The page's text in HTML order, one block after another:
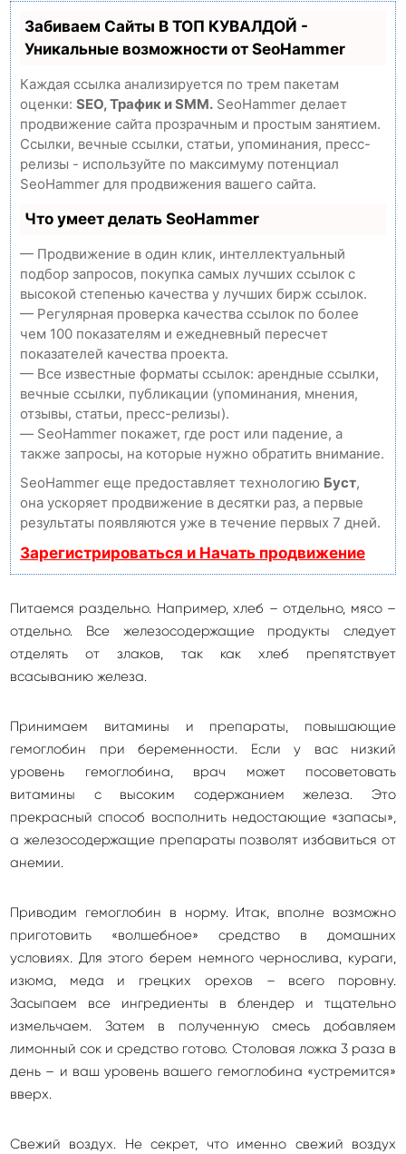
Забиваем Сайты В ТОП КУВАЛДОЙ -
Уникальные возможности от SeoHammer
Каждая ссылка анализируется по трем пакетам
оценки: SEO, Трафик и SMM. SeoHammer делает
продвижение сайта прозрачным и простым занятием.
Ссылки, вечные ссылки, статьи, упоминания, пресс-
релизы - используйте по максимуму потенциал
SeoHammer для продвижения вашего сайта.
Что умеет делать SeoHammer
— Продвижение в один клик, интеллектуальный
подбор запросов, покупка самых лучших ссылок с
высокой степенью качества у лучших бирж ссылок.
— Регулярная проверка качества ссылок по более
чем 100 показателям и ежедневный пересчет
показателей качества проекта.
— Все известные форматы ссылок: арендные ссылки,
вечные ссылки, публикации (упоминания, мнения,
отзывы, статьи, пресс-релизы).
— SeoHammer покажет, где рост или падение, а
также запросы, на которые нужно обратить внимание.
SeoHammer еще предоставляет технологию Буст,
она ускоряет продвижение в десятки раз, а первые
результаты появляются уже в течение первых 7 дней.
Зарегистрироваться и Начать продвижение
Питаемся раздельно. Например, хлеб – отдельно, мясо –
отдельно. Все железосодержащие продукты следует
отделять от злаков, так как хлеб препятствует
всасыванию железа.
Принимаем витамины и препараты, повышающие
гемоглобин при беременности. Если у вас низкий
уровень гемоглобина, врач может посоветовать
витамины с высоким содержанием железа. Это
прекрасный способ восполнить недостающие «запасы»,
а железосодержащие препараты позволят избавиться от
анемии.
Приводим гемоглобин в норму. Итак, вполне возможно
приготовить «волшебное» средство в домашних
условиях. Для этого берем немного чернослива, кураги,
изюма, меда и грецких орехов – всего поровну.
Засыпаем все ингредиенты в блендер и тщательно
измельчаем. Затем в полученную смесь добавляем
лимонный сок и средство готово. Столовая ложка 3 раза в
день – и ваш уровень вашего гемоглобина «устремится»
вверх.
Свежий воздух. Не секрет, что именно свежий воздух